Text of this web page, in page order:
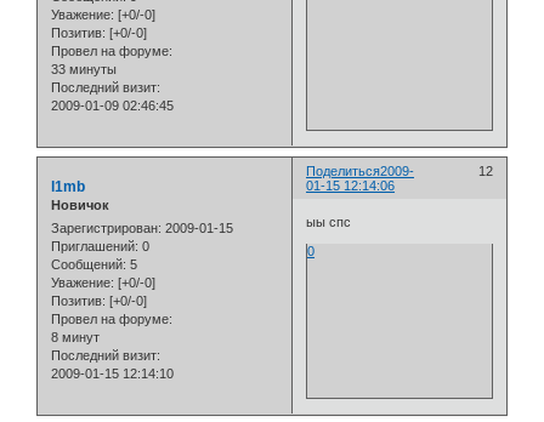
Уважение: [+0/-0]
Позитив: [+0/-0]
Провел на форуме:
33 минуты
Последний визит:
2009-01-09 02:46:45
Поделиться 12
2009-
01-15 12:14:06
l1mb
Новичок
Зарегистрирован: 2009-01-15
Приглашений: 0
Сообщений: 5
Уважение: [+0/-0]
Позитив: [+0/-0]
Провел на форуме:
8 минут
Последний визит:
2009-01-15 12:14:10
ыы спс
0